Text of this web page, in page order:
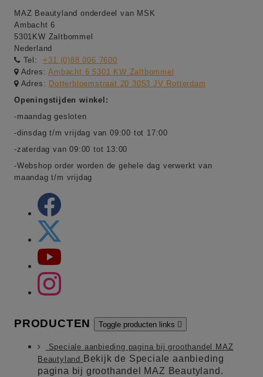
MAZ Beautyland onderdeel van MSK
Ambacht 6
5301KW Zaltbommel
Nederland
Tel:
+31 (0)88 006 7600
Adres:Ambacht 6 5301 KW Zaltbommel
Adres: Dotterbloemstraat 20 3053 JV Rotterdam
Openingstijden winkel:
-maandag gesloten
-dinsdag t/m vrijdag van 09:00 tot 17:00
-zaterdag van 09:00 tot 13:00
-Webshop order worden de gehele dag verwerkt van
maandag t/m vrijdag
PRODUCTEN Toggle producten links 
Speciale aanbieding pagina bij groothandel MAZ
Beautyland
Bekijk de Speciale aanbieding
pagina bij groothandel MAZ Beautyland.